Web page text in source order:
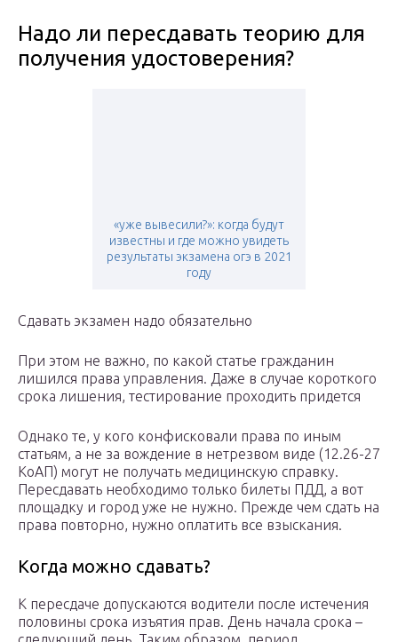
Надо ли пересдавать теорию для
получения удостоверения?
«уже вывесили?»: когда будут
известны и где можно увидеть
результаты экзамена огэ в 2021
году
Сдавать экзамен надо обязательно
При этом не важно, по какой статье гражданин
лишился права управления. Даже в случае короткого
срока лишения, тестирование проходить придется
Однако те, у кого конфисковали права по иным
статьям, а не за вождение в нетрезвом виде (12.26-27
КоАП) могут не получать медицинскую справку.
Пересдавать необходимо только билеты ПДД, а вот
площадку и город уже не нужно. Прежде чем сдать на
права повторно, нужно оплатить все взыскания.
Когда можно сдавать?
К пересдаче допускаются водители после истечения
половины срока изъятия прав. День начала срока –